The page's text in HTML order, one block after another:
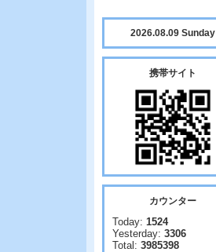
2026.08.09 Sunday
携帯サイト
カウンター
Today: 1524
Yesterday: 3306
Total: 3985398